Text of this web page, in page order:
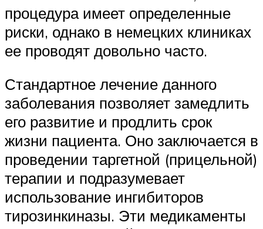
процедура имеет определенные
риски, однако в немецких клиниках
ее проводят довольно часто.
Стандартное лечение данного
заболевания позволяет замедлить
его развитие и продлить срок
жизни пациента. Оно заключается в
проведении таргетной (прицельной)
терапии и подразумевает
использование ингибиторов
тирозинкиназы. Эти медикаменты